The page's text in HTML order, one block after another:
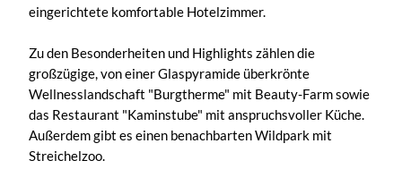
eingerichtete komfortable Hotelzimmer.
Zu den Besonderheiten und Highlights zählen die
großzügige, von einer Glaspyramide überkrönte
Wellnesslandschaft "Burgtherme" mit Beauty-Farm sowie
das Restaurant "Kaminstube" mit anspruchsvoller Küche.
Außerdem gibt es einen benachbarten Wildpark mit
Streichelzoo.